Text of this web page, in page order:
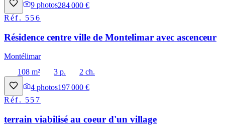
9 photos284 000 €
Réf. 556
Résidence centre ville de Montelimar avec ascenceur
Montélimar
108 m²
3 p.
2 ch.
4 photos197 000 €
Réf. 557
terrain viabilisé au coeur d'un village